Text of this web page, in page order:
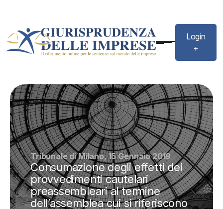
Login
+
Tribunale di Milano, 15 Gennaio 2019
Consumazione degli effetti dei
provvedimenti cautelari
preassembleari al termine
dell’assemblea cui si riferiscono